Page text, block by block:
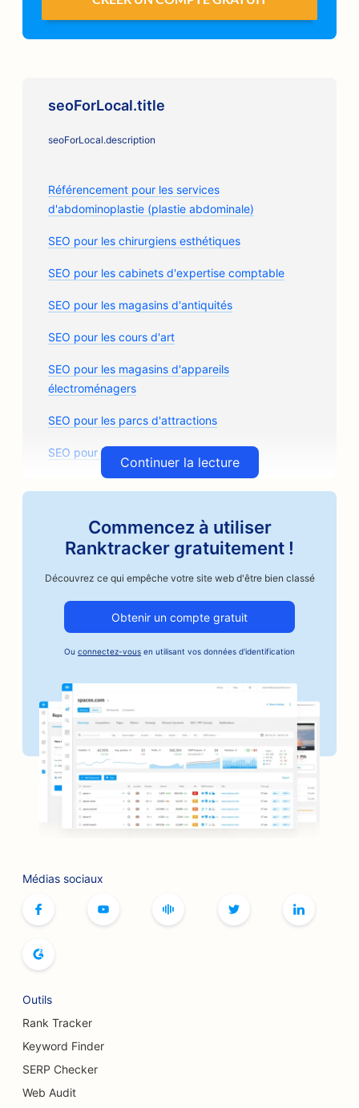
seoForLocal.title
seoForLocal.description
Référencement pour les services
d'abdominoplastie (plastie abdominale)
SEO pour les chirurgiens esthétiques
SEO pour les cabinets d'expertise comptable
SEO pour les magasins d'antiquités
SEO pour les cours d'art
SEO pour les magasins d'appareils
électroménagers
SEO pour les parcs d'attractions
SEO pour les arcades
SEO pour Artisan Coffee Roasters
SEO pour les magasins de pièces détachées
SEO pour les ateliers de réparation automobile
SEO pour les ateliers de carrosserie
SEO pour les banques
SEO pour les boulangeries
SEO pour les salons de coiffure
SEO pour les barbecues
comblement
SEO pour les boulangeries
SEO pour les brasseries
mammaire
Continuer la lecture
Commencez à utiliser
Ranktracker gratuitement !
Découvrez ce qui empêche votre site web d'être bien classé
Obtenir un compte gratuit
Ou connectez-vous en utilisant vos données d'identification
Médias sociaux
Outils
Rank Tracker
Keyword Finder
SERP Checker
Web Audit